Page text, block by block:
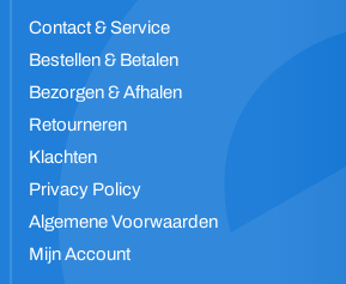
Contact & Service
Bestellen & Betalen
Bezorgen & Afhalen
Retourneren
Klachten
Privacy Policy
Algemene Voorwaarden
Mijn Account